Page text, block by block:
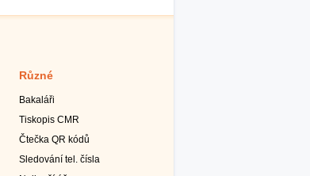
Různé
Bakaláři
Tiskopis CMR
Čtečka QR kódů
Sledování tel. čísla